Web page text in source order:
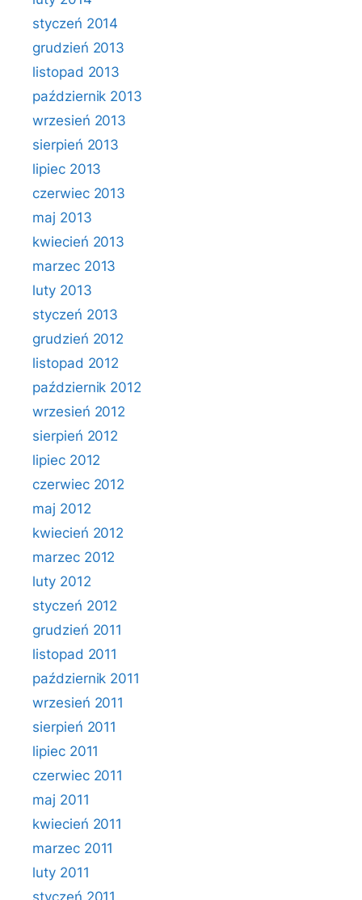
styczeń 2014
grudzień 2013
listopad 2013
październik 2013
wrzesień 2013
sierpień 2013
lipiec 2013
czerwiec 2013
maj 2013
kwiecień 2013
marzec 2013
luty 2013
styczeń 2013
grudzień 2012
listopad 2012
październik 2012
wrzesień 2012
sierpień 2012
lipiec 2012
czerwiec 2012
maj 2012
kwiecień 2012
marzec 2012
luty 2012
styczeń 2012
grudzień 2011
listopad 2011
październik 2011
wrzesień 2011
sierpień 2011
lipiec 2011
czerwiec 2011
maj 2011
kwiecień 2011
marzec 2011
luty 2011
styczeń 2011